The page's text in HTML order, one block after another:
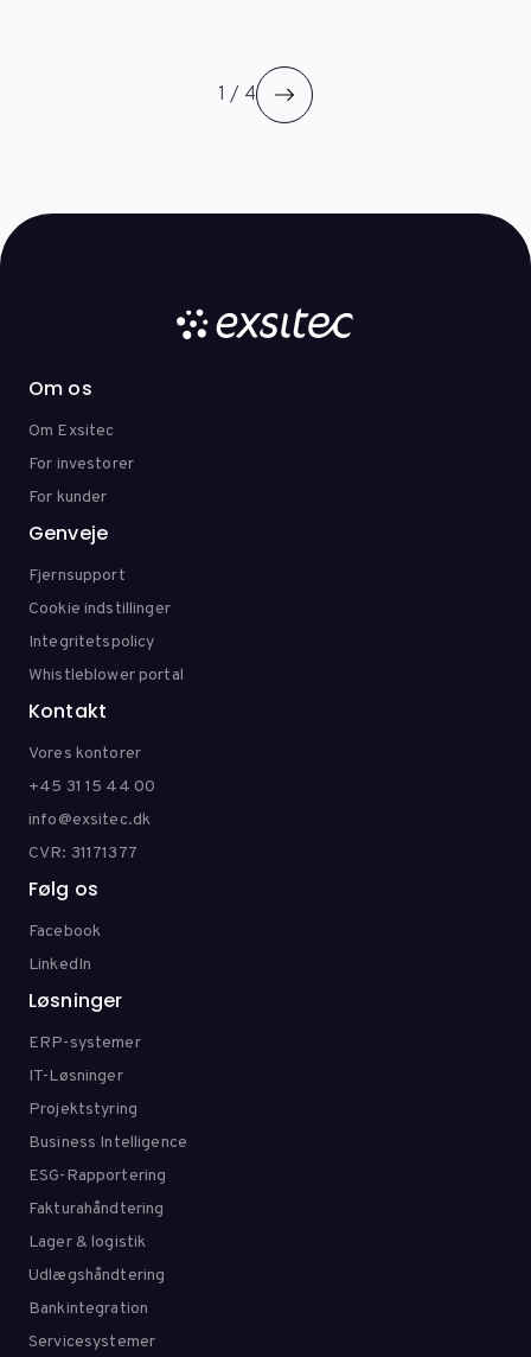
1 / 4
Om os
Om Exsitec
For investorer
For kunder
Genveje
Fjernsupport
Cookie indstillinger
Integritetspolicy
Whistleblower portal
Kontakt
Vores kontorer
+45 31 15 44 00
info@exsitec.dk
CVR: 31171377
Følg os
Facebook
LinkedIn
Løsninger
ERP-systemer
IT-Løsninger
Projektstyring
Business Intelligence
ESG-Rapportering
Fakturahåndtering
Lager & logistik
Udlægshåndtering
Bankintegration
Servicesystemer